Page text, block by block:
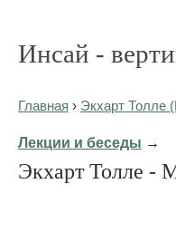
Инсай -
Главная › Экхарт Толле
Лекции и беседы →
Экхарт Толле -